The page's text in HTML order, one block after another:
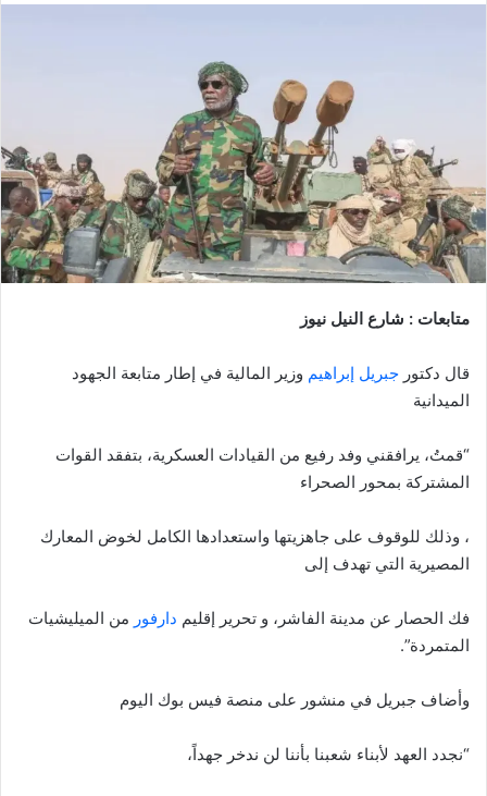
متابعات : شارع النيل نيوز
قال دكتور جبريل إبراهيم وزير المالية في إطار متابعة الجهود
الميدانية
“قمتُ، يرافقني وفد رفيع من القيادات العسكرية، بتفقد القوات
المشتركة بمحور الصحراء
، وذلك للوقوف على جاهزيتها واستعدادها الكامل لخوض المعارك
المصيرية التي تهدف إلى
فك الحصار عن مدينة الفاشر، و تحرير إقليم دارفور من الميليشيات
المتمردة”.
وأضاف جبريل في منشور على منصة فيس بوك اليوم
“نجدد العهد لأبناء شعبنا بأننا لن ندخر جهداً،